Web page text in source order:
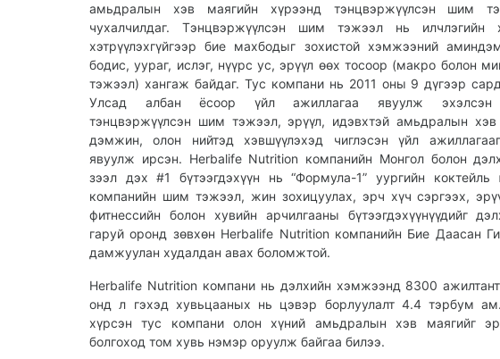
амьдралын хэв маягийн хүрээнд тэнцвэржүүлсэн шим
чухалчилдаг. Тэнцвэржүүлсэн шим тэжээл нь илчлэгийн
хэтрүүлэхгүйгээр бие махбодыг зохистой хэмжээний
бодис, уураг, ислэг, нүүрс ус, эрүүл өөх тосоор (макро болон
тэжээл) хангаж байдаг. Тус компани нь 2011 оны 9 дүгээр
Улсад албан ёсоор үйл ажиллагаа явуулж эхэлсэн
тэнцвэржүүлсэн шим тэжээл, эрүүл, идэвхтэй амьдралын хэв
дэмжин, олон нийтэд хэвшүүлэхэд чиглэсэн үйл
явуулж ирсэн. Herbalife Nutrition компанийн Монгол болон
зээл дэх #1 бүтээгдэхүүн нь “Формула-1” уургийн
компанийн шим тэжээл, жин зохицуулах, эрч хүч сэргээх,
фитнессийн болон хувийн арчилгааны бүтээгдэхүүнүүдийг
гаруй оронд зөвхөн Herbalife Nutrition компанийн Бие Даасан
дамжуулан худалдан авах боломжтой.
Herbalife Nutrition компани нь дэлхийн хэмжээнд 8300
онд л гэхэд хувьцааных нь цэвэр борлуулалт 4.4 тэрбум
хүрсэн тус компани олон хүний амьдралын хэв маягийг
болгоход том хувь нэмэр оруулж байгаа билээ.